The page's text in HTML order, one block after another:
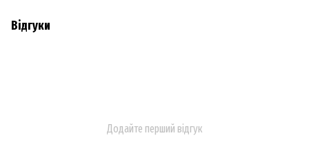
Відгуки
Додайте перший відгук